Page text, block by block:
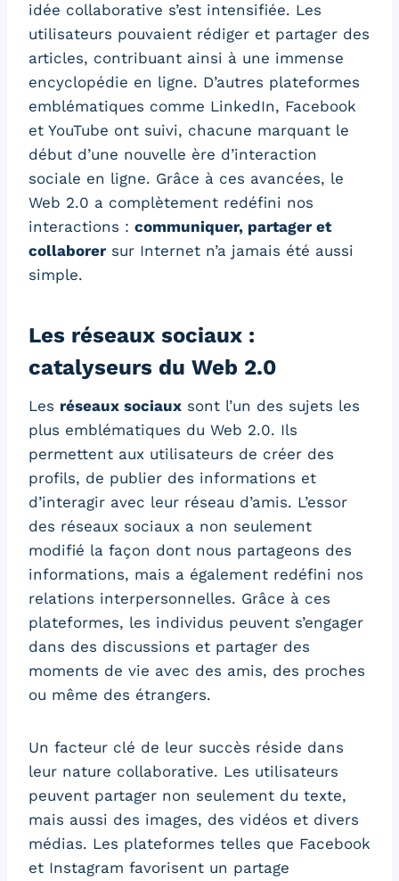
idée collaborative s’est intensifiée. Les
utilisateurs pouvaient rédiger et partager des
articles, contribuant ainsi à une immense
encyclopédie en ligne. D’autres plateformes
emblématiques comme LinkedIn, Facebook
et YouTube ont suivi, chacune marquant le
début d’une nouvelle ère d’interaction
sociale en ligne. Grâce à ces avancées, le
Web 2.0 a complètement redéfini nos
interactions : communiquer, partager et
collaborer sur Internet n’a jamais été aussi
simple.
Les réseaux sociaux :
catalyseurs du Web 2.0
Les réseaux sociaux sont l’un des sujets les
plus emblématiques du Web 2.0. Ils
permettent aux utilisateurs de créer des
profils, de publier des informations et
d’interagir avec leur réseau d’amis. L’essor
des réseaux sociaux a non seulement
modifié la façon dont nous partageons des
informations, mais a également redéfini nos
relations interpersonnelles. Grâce à ces
plateformes, les individus peuvent s’engager
dans des discussions et partager des
moments de vie avec des amis, des proches
ou même des étrangers.
Un facteur clé de leur succès réside dans
leur nature collaborative. Les utilisateurs
peuvent partager non seulement du texte,
mais aussi des images, des vidéos et divers
médias. Les plateformes telles que Facebook
et Instagram favorisent un partage